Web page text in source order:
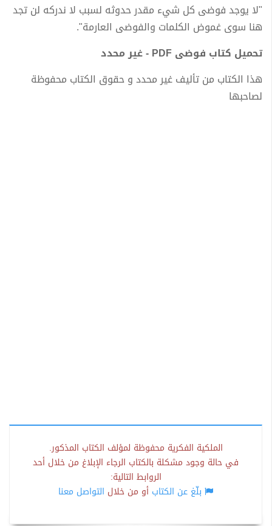
"لا يوجد فوضى كل شيء مقدر حدوثه لسبب لا ندركه لن تجد
هنا سوى غموض الكلمات والفوضى العارمة".
تحميل كتاب فوضى PDF - غير محدد
هذا الكتاب من تأليف غير محدد و حقوق الكتاب محفوظة
لصاحبها
الملكية الفكرية محفوظة لمؤلف الكتاب المذكور.
في حالة وجود مشكلة بالكتاب الرجاء الإبلاغ من خلال أحد
الروابط التالية:
بلّغ عن الكتاب أو من خلال التواصل معنا